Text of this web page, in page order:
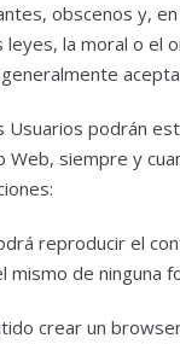
obscenos y,
leyes, la moral o el
Usuarios podrán
Web, siempre y
reproducir el
mismo de ninguna
crear un